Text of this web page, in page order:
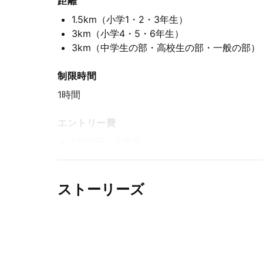
1.5km （小学1・2・3年生）
3km （小学4・5・6年生）
3km （中学生の部・高校生の部・一般の部）
制限時間
1時間
エントリー費
エントリー期間
ストーリーズ